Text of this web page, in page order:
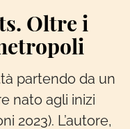
Oltre i
partendo da un
nato agli inizi
2023). L’autore,